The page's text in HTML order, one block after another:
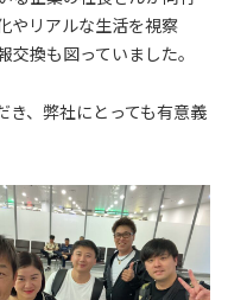
やリアルな生活を視察
交換も図っていました。
き、弊社にとっても有意義